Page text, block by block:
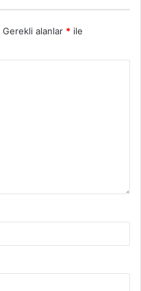
Gerekli alanlar * ile